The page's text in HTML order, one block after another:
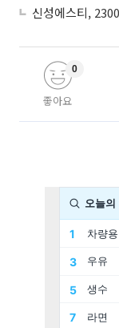
좋아요
0